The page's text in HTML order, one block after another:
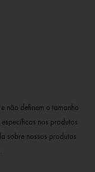
não definem o tamanho
nos produtos
sobre nossos produtos